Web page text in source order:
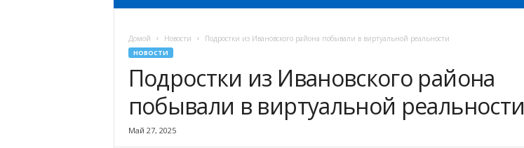
ш
Домой Новости Подростки из Ивановского района побывали в виртуальной реальности
НОВОСТИ
Подростки из Ивановского района
побывали в виртуальной реальности
Май 27, 2025